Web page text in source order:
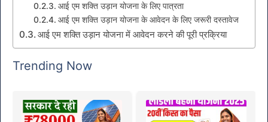
आई एम शक्ति उड़ान योजना के लिए पात्रता
आई एम शक्ति उड़ान योजना के आवेदन के लिए जरूरी दस्तावेज
आई एम शक्ति उड़ान योजना में आवेदन करने की पूरी प्रक्रिया
Trending Now